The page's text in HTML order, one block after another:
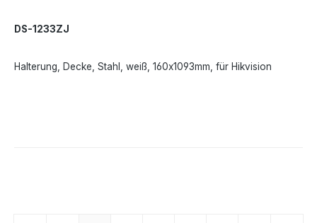
DS-1233ZJ
Halterung, Decke, Stahl, weiß, 160x1093mm, für Hikvision